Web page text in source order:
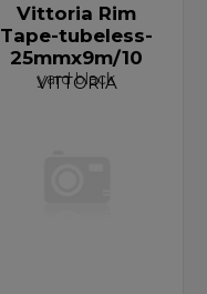
Vittoria Rim
Tape-tubeless-
25mmx9m/10
yard black
VITTORIA